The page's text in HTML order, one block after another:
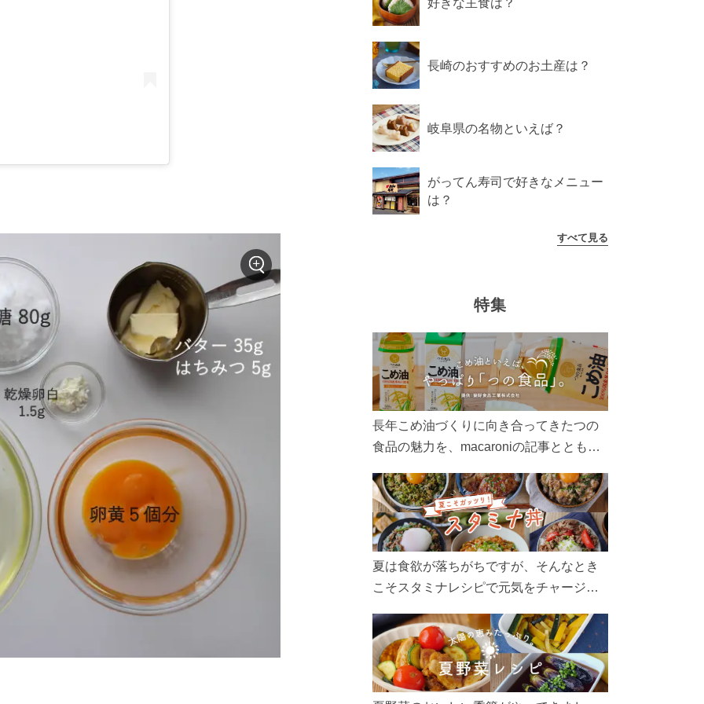
長崎のおすすめのお土産は？
岐阜県の名物といえば？
がってん寿司で好きなメニュー
は？
すべて見る
特集
長年こめ油づくりに向き合ってきたつの
食品の魅力を、macaroniの記事とともに
ん、製造現場や品質へのこだわりまで。
こめ油をもっと好きになるコンテンツを
ぜひお楽しみください。
夏は食欲が落ちがちですが、そんなとき
こそスタミナレシピで元気をチャージ！
リ食べて、夏バテを吹き飛ばしましょ
う！